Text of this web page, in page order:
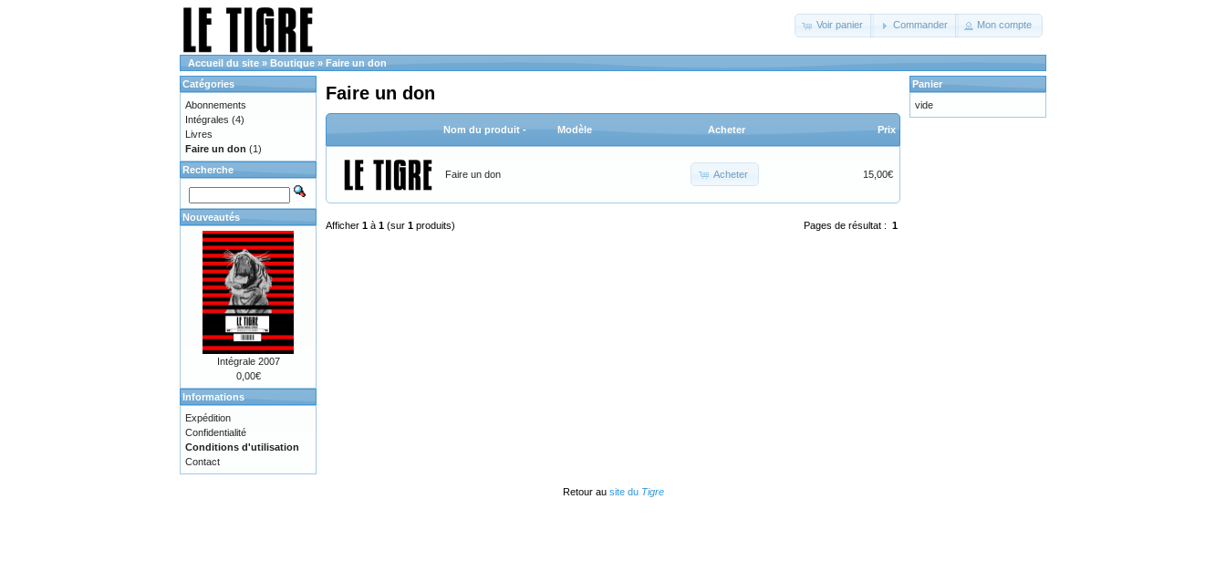
Voir panier Commander Mon compte
Accueil du site » Boutique » Faire un don
Faire un don
Nom du produit - Modèle Acheter Prix
Faire un don Acheter 15,00€
Pages de résultat : 1
Afficher 1 à 1 (sur 1 produits)
Catégories
Abonnements
Intégrales (4)
Livres
Faire un don (1)
Recherche
Nouveautés
Intégrale 2007
0,00€
Informations
Expédition
Confidentialité
Conditions d'utilisation
Contact
Panier
vide
Retour au site du Tigre